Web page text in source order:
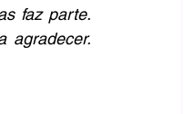
faz parte.
agradecer.